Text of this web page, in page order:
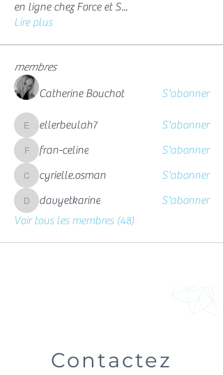
en ligne chez Force et S...
Lire plus
membres
Catherine Bouchot S'abonner
ellerbeulah7
ellerbeulah7 S'abonner
fran-celine
fran-celine S'abonner
cyrielle.osman
cyrielle.osman S'abonner
davyetkarine
davyetkarine
S'abonner
Voir tous les membres (48)
Contactez